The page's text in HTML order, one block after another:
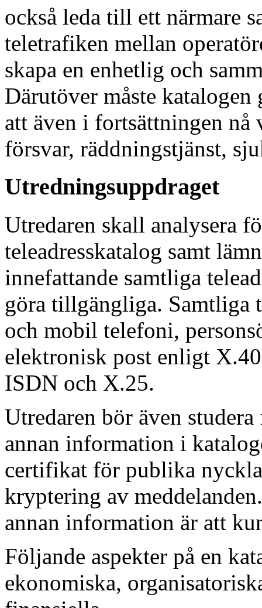
också leda till ett närmare
teletrafiken mellan
skapa en enhetlig och
Därutöver måste
att även i fortsättningen
försvar, räddningstjänst,
Utredningsuppdraget
Utredaren skall analysera
teleadresskatalog samt
innefattande samtliga
göra tillgängliga. Samtliga
och mobil telefoni,
elektronisk post enligt
ISDN och X.25.
Utredaren bör även
annan information i
certifikat för publika
kryptering av
annan information är att
Följande aspekter på en
ekonomiska,